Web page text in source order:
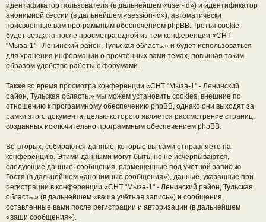
идентификатор пользователя (в дальнейшем «user-id») и идентификатор
анонимной сессии (в дальнейшем «session-id»), автоматически
присвоенные вам программным обеспечением phpBB. Третья cookie
будет создана после просмотра одной из тем конференции «СНТ
"Мыза-1" - Ленинский район, Тульская область.» и будет использоваться
для хранения информации о прочтённых вами темах, повышая таким
образом удобство работы с форумами.
Также во время просмотра конференции «СНТ "Мыза-1" - Ленинский
район, Тульская область.» мы можем установить cookies, внешние по
отношению к программному обеспечению phpBB, однако они выходят за
рамки этого документа, целью которого является рассмотрение страниц,
созданных исключительно программным обеспечением phpBB.
Во-вторых, собираются данные, которые вы сами отправляете на
конференцию. Этими данными могут быть, но не исчерпываются,
следующие данные: сообщения, размещённые под учётной записью
Гостя (в дальнейшем «анонимные сообщения»), данные, указанные при
регистрации в конференции «СНТ "Мыза-1" - Ленинский район, Тульская
область.» (в дальнейшем «ваша учётная запись») и сообщения,
оставленные вами после регистрации и авторизации (в дальнейшем
«ваши сообщения»).